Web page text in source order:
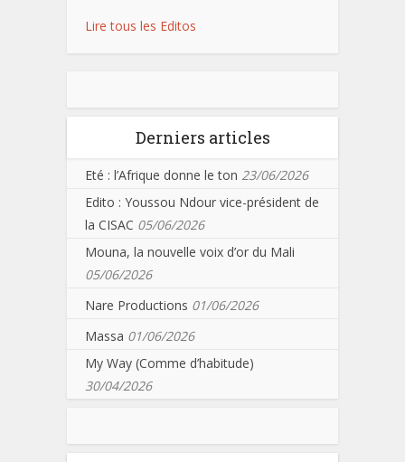
Lire tous les Editos
Derniers articles
Eté : l’Afrique donne le ton 23/06/2026
Edito : Youssou Ndour vice-président de
la CISAC 05/06/2026
Mouna, la nouvelle voix d’or du Mali
05/06/2026
Nare Productions 01/06/2026
Massa 01/06/2026
My Way (Comme d’habitude)
30/04/2026